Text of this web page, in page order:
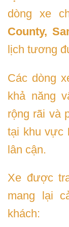
dòng xe
County,
lịch tương
Các dòng
khả năng
rộng rãi và
tại khu vực
lân cận.
Xe được
mang lại
khách: